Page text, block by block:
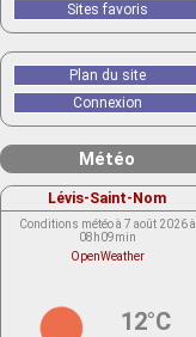
Sites favoris
Plan du site
Connexion
Météo
Lévis-Saint-Nom
Conditions météo à 7 août 2026 à
08h09min
OpenWeather
12°C